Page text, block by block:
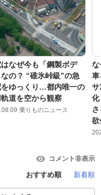
なぜ今も「鋼製ボデ
なの？ “碓氷峠級”の急
ゆっくり…都内唯一の
道を空から観察
乗りものニュース
な
サ
化
欲
コメント非表示
おすすめ順 新着順